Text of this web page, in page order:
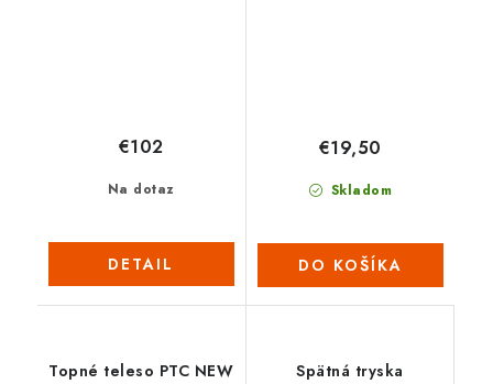
Na dotaz
€102
DETAIL
Skladom
€19,50
DO KOŠÍKA
Topné teleso PTC NEW
Spätná tryska